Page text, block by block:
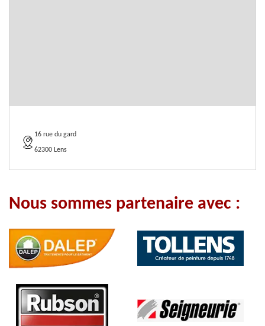
16 rue du gard
62300 Lens
Nous sommes partenaire avec :